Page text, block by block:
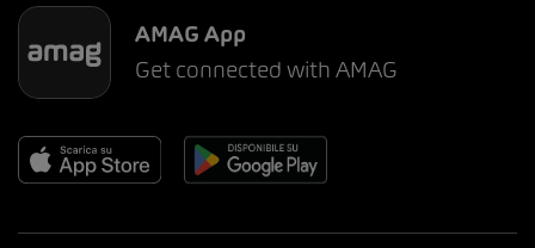
AMAG App
Get connected with AMAG